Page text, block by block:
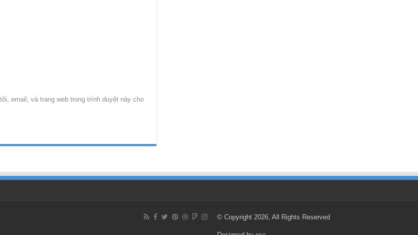
email, và trang web trong trình duyệt này cho
© Copyright 2026, All Rights Reserved